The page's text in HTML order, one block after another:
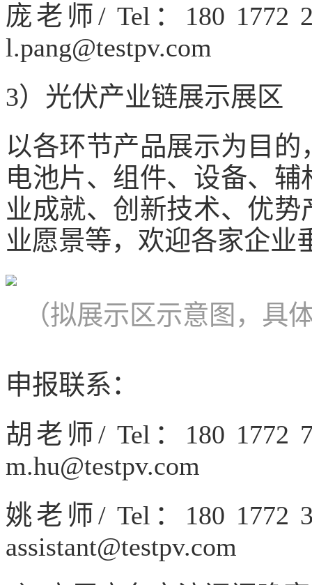
庞老师/ Tel：180 1772
l.pang@testpv.com
3）光伏产业链展示展区
以各环节产品展示为目
电池片、组件、设备、
业成就、创新技术、优
业愿景等，欢迎各家企业
（拟展示区示意图，具
申报联系：
胡老师/ Tel：180 1772
m.hu@testpv.com
姚老师/ Tel：180 1772
assistant@testpv.com